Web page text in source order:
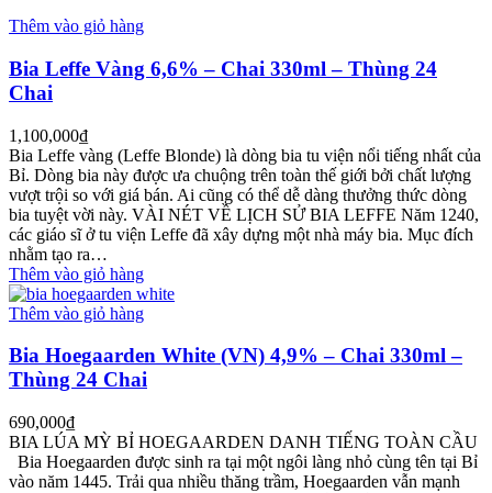
Thêm vào giỏ hàng
Bia Leffe Vàng 6,6% – Chai 330ml – Thùng 24
Chai
1,100,000₫
Bia Leffe vàng (Leffe Blonde) là dòng bia tu viện nổi tiếng nhất của
Bỉ. Dòng bia này được ưa chuộng trên toàn thế giới bởi chất lượng
vượt trội so với giá bán. Ai cũng có thể dễ dàng thưởng thức dòng
bia tuyệt vời này. VÀI NÉT VỀ LỊCH SỬ BIA LEFFE Năm 1240,
các giáo sĩ ở tu viện Leffe đã xây dựng một nhà máy bia. Mục đích
nhằm tạo ra…
Thêm vào giỏ hàng
Thêm vào giỏ hàng
Bia Hoegaarden White (VN) 4,9% – Chai 330ml –
Thùng 24 Chai
690,000₫
BIA LÚA MỲ BỈ HOEGAARDEN DANH TIẾNG TOÀN CẦU
Bia Hoegaarden được sinh ra tại một ngôi làng nhỏ cùng tên tại Bỉ
vào năm 1445. Trải qua nhiều thăng trầm, Hoegaarden vẫn mạnh